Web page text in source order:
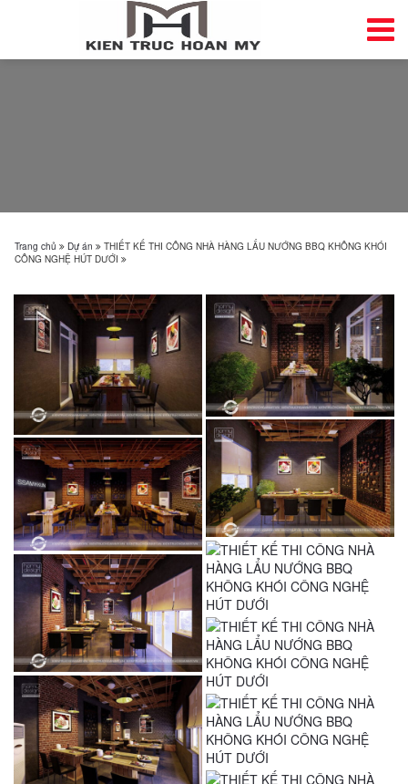
Trang chủ Dự án
THIẾT KẾ THI CÔNG NHÀ HÀNG LẨU NƯỚNG BBQ KHÔNG KHÓI
CÔNG NGHỆ HÚT DƯỚI